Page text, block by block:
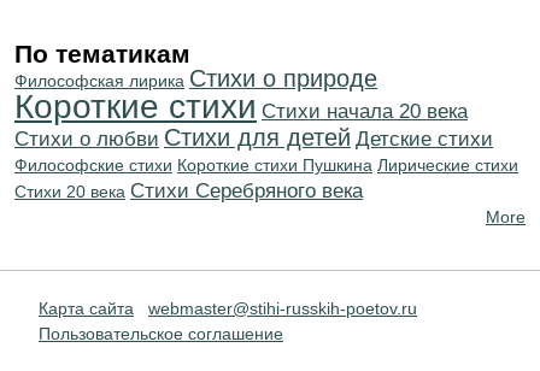
По тематикам
Философская лирика Стихи о природе
Короткие стихи Cтихи начала 20 века
Стихи о любви Стихи для детей Детские стихи
Философские стихи Короткие стихи Пушкина Лирические стихи
Стихи 20 века Cтихи Серебряного века
More
Карта сайта
webmaster@stihi-russkih-poetov.ru
Пользовательское соглашение